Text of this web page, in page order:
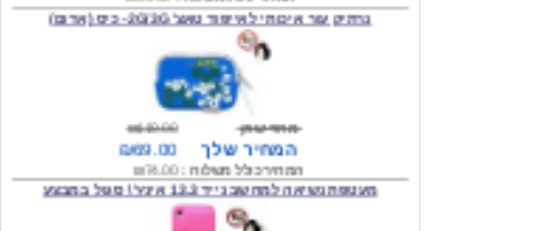
₪119.00 מחיר שוק
₪69.00 המחיר שלך
₪74.00 המחיר כולל משלוח :
מעטפת נשיאה למחשב נייד 13.3 אינץ' \ סגול במבצע